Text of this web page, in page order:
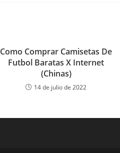
Como Comprar Camisetas De
Futbol Baratas X Internet
(Chinas)
14 de julio de 2022